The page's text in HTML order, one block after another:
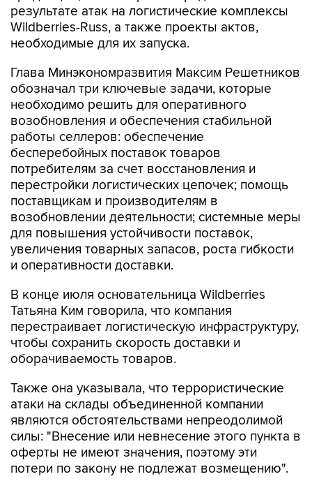
результате атак на логистические комплексы
Wildberries-Russ, а также проекты актов,
необходимые для их запуска.
Глава Минэкономразвития Максим Решетников
обозначал три ключевые задачи, которые
необходимо решить для оперативного
возобновления и обеспечения стабильной
работы селлеров: обеспечение
бесперебойных поставок товаров
потребителям за счет восстановления и
перестройки логистических цепочек; помощь
поставщикам и производителям в
возобновлении деятельности; системные меры
для повышения устойчивости поставок,
увеличения товарных запасов, роста гибкости
и оперативности доставки.
В конце июля основательница Wildberries
Татьяна Ким говорила, что компания
перестраивает логистическую инфраструктуру,
чтобы сохранить скорость доставки и
оборачиваемость товаров.
Также она указывала, что террористические
атаки на склады объединенной компании
являются обстоятельствами непреодолимой
силы: "Внесение или невнесение этого пункта в
оферты не имеют значения, поэтому эти
потери по закону не подлежат возмещению".